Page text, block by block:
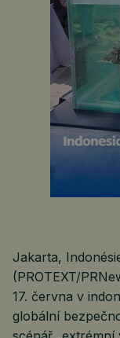
Jakarta,
(PROTEXT/
17. června v
globální